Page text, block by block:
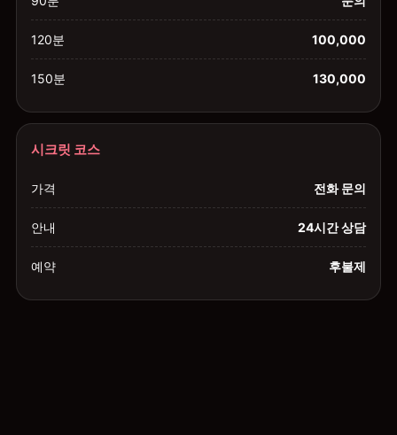
120분 100,000
150분 130,000
시크릿 코스
가격 전화 문의
안내 24시간 상담
예약 후불제